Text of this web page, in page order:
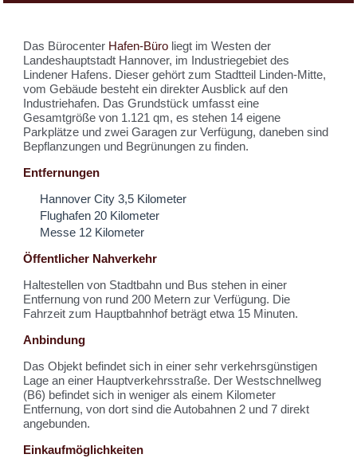
Das Bürocenter Hafen-Büro liegt im Westen der
Landeshauptstadt Hannover, im Industriegebiet des
Lindener Hafens. Dieser gehört zum Stadtteil Linden-Mitte,
vom Gebäude besteht ein direkter Ausblick auf den
Industriehafen. Das Grundstück umfasst eine
Gesamtgröße von 1.121 qm, es stehen 14 eigene
Parkplätze und zwei Garagen zur Verfügung, daneben sind
Bepflanzungen und Begrünungen zu finden.
Entfernungen
Hannover City 3,5 Kilometer
Flughafen 20 Kilometer
Messe 12 Kilometer
Öffentlicher Nahverkehr
Haltestellen von Stadtbahn und Bus stehen in einer
Entfernung von rund 200 Metern zur Verfügung. Die
Fahrzeit zum Hauptbahnhof beträgt etwa 15 Minuten.
Anbindung
Das Objekt befindet sich in einer sehr verkehrsgünstigen
Lage an einer Hauptverkehrsstraße. Der Westschnellweg
(B6) befindet sich in weniger als einem Kilometer
Entfernung, von dort sind die Autobahnen 2 und 7 direkt
angebunden.
Einkaufmöglichkeiten